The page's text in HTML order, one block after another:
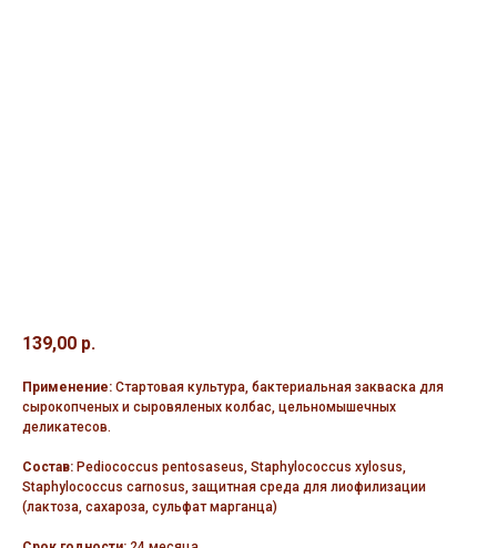
139,00 р.
Применение: Стартовая культура, бактериальная закваска для
сырокопченых и сыровяленых колбас, цельномышечных
деликатесов.
Состав: Pediococcus pentosaseus, Staphylococcus xylosus,
Staphylococcus carnosus, защитная среда для лиофилизации
(лактоза, сахароза, сульфат марганца)